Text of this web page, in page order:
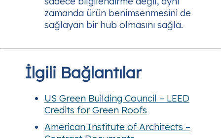
zamanda ürün benimsenmesini de
sağlayan bir hub olmasını sağla.
İlgili Bağlantılar
US Green Building Council – LEED
Credits for Green Roofs
American Institute of Architects –